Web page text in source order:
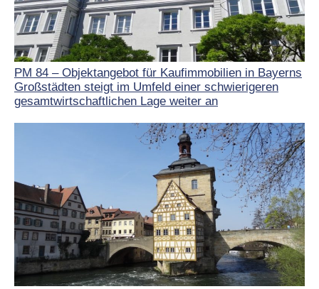
PM 84 – Objektangebot für Kaufimmobilien in Bayerns
Großstädten steigt im Umfeld einer schwierigeren
gesamtwirtschaftlichen Lage weiter an